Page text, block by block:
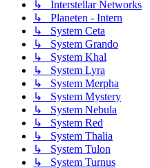
↳ Interstellar Networks
↳ Planeten - Intern
↳ System Ceta
↳ System Grando
↳ System Khal
↳ System Lyra
↳ System Merpha
↳ System Mystery
↳ System Nebula
↳ System Red
↳ System Thalia
↳ System Tulon
↳ System Turnus